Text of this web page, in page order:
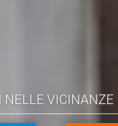
NELLE VICINANZE